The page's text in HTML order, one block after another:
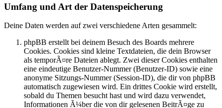
Umfang und Art der Datenspeicherung
Deine Daten werden auf zwei verschiedene Arten gesammelt:
phpBB erstellt bei deinem Besuch des Boards mehrere
Cookies. Cookies sind kleine Textdateien, die dein Browser
als temporÃ¤re Dateien ablegt. Zwei dieser Cookies enthalten
eine eindeutige Benutzer-Nummer (Benutzer-ID) sowie eine
anonyme Sitzungs-Nummer (Session-ID), die dir von phpBB
automatisch zugewiesen wird. Ein drittes Cookie wird erstellt,
sobald du Themen besucht hast und wird dazu verwendet,
Informationen Ã¼ber die von dir gelesenen BeitrÃ¤ge zu